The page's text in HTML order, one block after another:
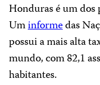
Honduras é um dos
Uminformedas
possui a mais alta
mundo, com 82,1
habitantes.